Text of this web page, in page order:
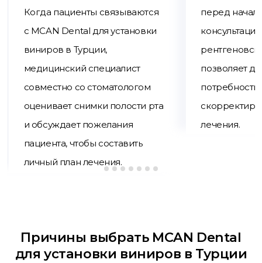
Когда пациенты связываются
с MCAN Dental для установки
виниров в Турции,
медицинский специалист
совместно со стоматологом
оценивает снимки полости рта
и обсуждает пожелания
пациента, чтобы составить
личный план лечения.
перед
позволяет
потребности
лечения.
Причины выбрать MCAN Dental
для установки виниров в Турции